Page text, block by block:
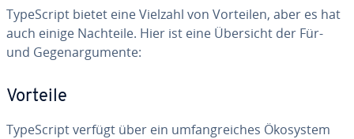
Ty­pe­Script bietet eine Vielzahl von Vorteilen, aber es hat
auch einige Nachteile. Hier ist eine Übersicht der Für-
und Ge­gen­ar­gu­men­te:
Vorteile
Ty­pe­Script verfügt über ein um­fang­rei­ches Ökosystem